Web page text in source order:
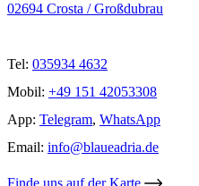
02694 Crosta / Großdubrau
Tel: 035934 4632
Mobil: +49 151 42053308
App: Telegram, WhatsApp
Email: info@blaueadria.de